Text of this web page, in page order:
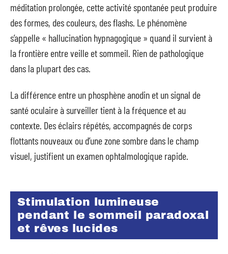
méditation prolongée, cette activité spontanée peut produire
des formes, des couleurs, des flashs. Le phénomène
s’appelle « hallucination hypnagogique » quand il survient à
la frontière entre veille et sommeil. Rien de pathologique
dans la plupart des cas.
La différence entre un phosphène anodin et un signal de
santé oculaire à surveiller tient à la fréquence et au
contexte. Des éclairs répétés, accompagnés de corps
flottants nouveaux ou d’une zone sombre dans le champ
visuel, justifient un examen ophtalmologique rapide.
Stimulation lumineuse
pendant le sommeil paradoxal
et rêves lucides